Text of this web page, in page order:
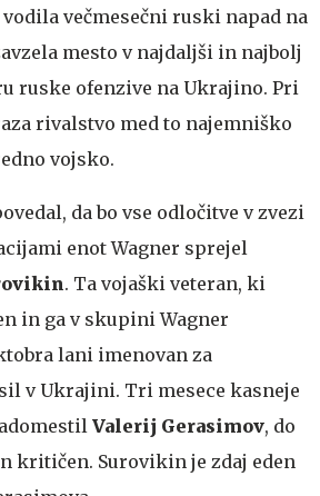
večmesečni ruski napad na
mesto v najdaljši in najbolj
ruske ofenzive na Ukrajino. Pri
rivalstvo med to najemniško
vojsko.
da bo vse odločitve v zvezi
enot Wagner sprejel
. Ta vojaški veteran, ki
in ga v skupini Wagner
lani imenovan za
v Ukrajini. Tri mesece kasneje
Valerij Gerasimov, do
kritičen. Surovikin je zdaj eden